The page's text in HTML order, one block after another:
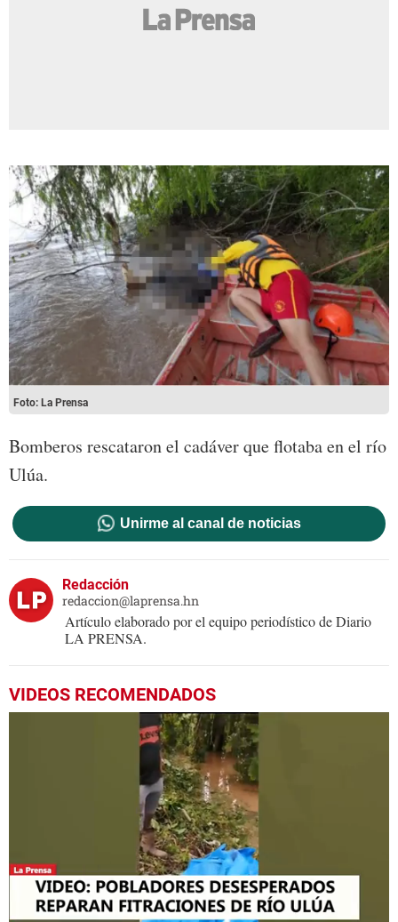
Foto: La Prensa
Bomberos rescataron el cadáver que flotaba en el río
Ulúa.
Unirme al canal de noticias
Redacción
redaccion@laprensa.hn
Artículo elaborado por el equipo periodístico de Diario
LA PRENSA.
VIDEOS RECOMENDADOS